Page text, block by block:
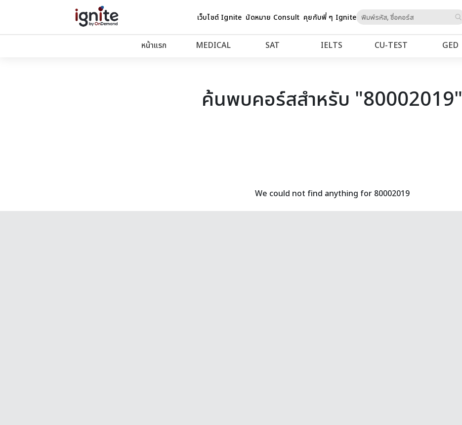
เว็บไซต์ Ignite นัดหมาย Consult คุยกับพี่ ๆ Igniteto
หน้าแรก MEDICAL SAT IELTS CU‑TEST GED
ค้นพบคอร์สสำหรับ "80002019"
We could not find anything for 80002019